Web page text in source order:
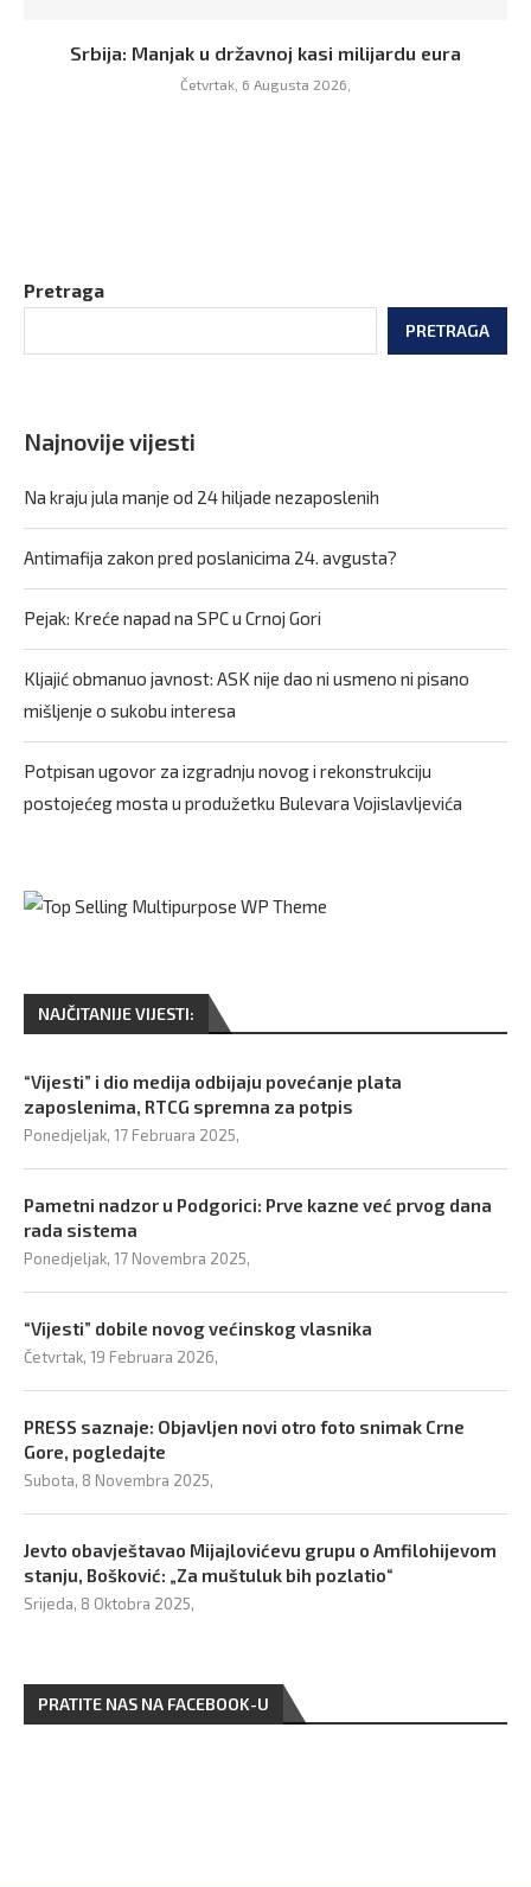
Srbija: Manjak u državnoj kasi milijardu eura
Četvrtak, 6 Augusta 2026,
Pretraga
PRETRAGA
Najnovije vijesti
Na kraju jula manje od 24 hiljade nezaposlenih
Antimafija zakon pred poslanicima 24. avgusta?
Pejak: Kreće napad na SPC u Crnoj Gori
Kljajić obmanuo javnost: ASK nije dao ni usmeno ni pisano
mišljenje o sukobu interesa
Potpisan ugovor za izgradnju novog i rekonstrukciju
postojećeg mosta u produžetku Bulevara Vojislavljevića
NAJČITANIJE VIJESTI:
“Vijesti” i dio medija odbijaju povećanje plata
zaposlenima, RTCG spremna za potpis
Ponedjeljak, 17 Februara 2025,
Pametni nadzor u Podgorici: Prve kazne već prvog dana
rada sistema
Ponedjeljak, 17 Novembra 2025,
“Vijesti” dobile novog većinskog vlasnika
Četvrtak, 19 Februara 2026,
PRESS saznaje: Objavljen novi otro foto snimak Crne
Gore, pogledajte
Subota, 8 Novembra 2025,
Jevto obavještavao Mijajlovićevu grupu o Amfilohijevom
stanju, Bošković: „Za muštuluk bih pozlatio“
Srijeda, 8 Oktobra 2025,
PRATITE NAS NA FACEBOOK-U